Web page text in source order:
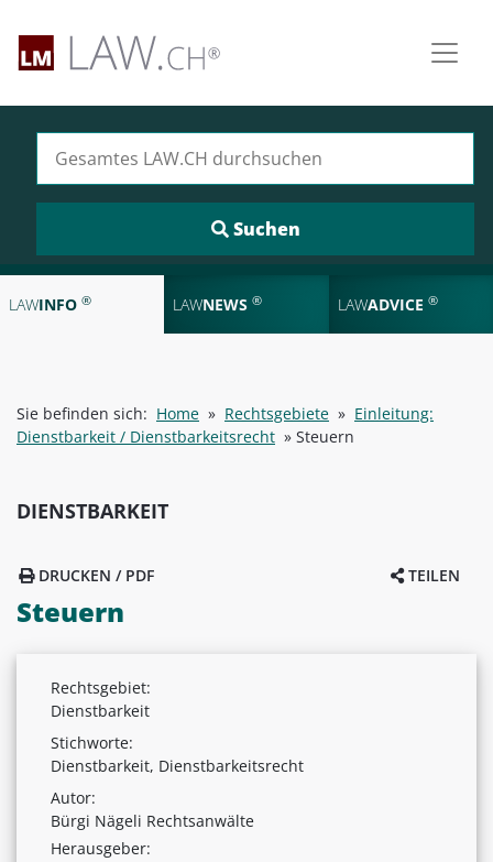
LAWINFO ® LAWNEWS ® LAWADVICE ®
Sie befinden sich: Home » Rechtsgebiete » Einleitung:
Dienstbarkeit / Dienstbarkeitsrecht » Steuern
DIENSTBARKEIT
TEILEN
DRUCKEN / PDF
Steuern
Rechtsgebiet:
Dienstbarkeit
Stichworte:
Dienstbarkeit, Dienstbarkeitsrecht
Autor:
Bürgi Nägeli Rechtsanwälte
Herausgeber: